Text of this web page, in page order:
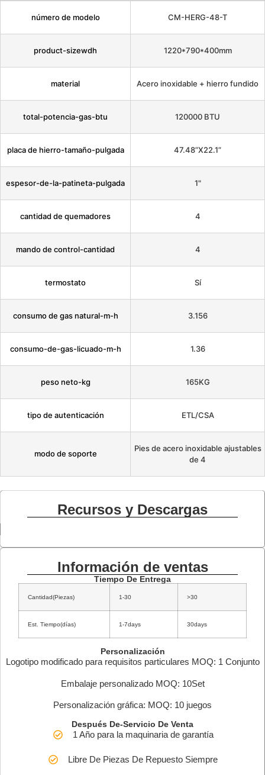
número de modelo CM-HERG-48-T
product-sizewdh 1220*790*400mm
material Acero inoxidable + hierro fundido
total-potencia-gas-btu 120000 BTU
placa de hierro-tamaño-pulgada 47.48”X22.1”
espesor-de-la-patineta-pulgada 1"
cantidad de quemadores 4
mando de control-cantidad 4
termostato Sí
consumo de gas natural-m-h 3.156
consumo-de-gas-licuado-m-h 1.36
peso neto-kg 165KG
tipo de autenticación ETL/CSA
modo de soporte
Pies de acero inoxidable ajustables
de 4
Recursos y Descargas
Información de ventas
Tiempo De Entrega
Cantidad(Piezas) 1-30 >30
Est. Tiempo(días) 1-7days 30days
Personalización
Logotipo modificado para requisitos particulares MOQ: 1 Conjunto
Embalaje personalizado MOQ: 10Set
Personalización gráfica: MOQ: 10 juegos
Después De-Servicio De Venta
1 Año para la maquinaria de garantía
Libre De Piezas De Repuesto Siempre